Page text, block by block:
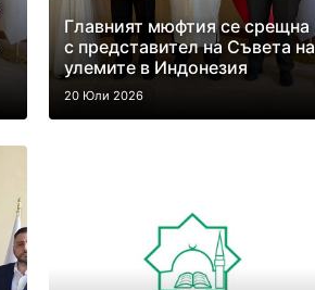
Главният мюфтия се срещна
с представител на Съвета на
улемите в Индонезия
20 Юли 2026